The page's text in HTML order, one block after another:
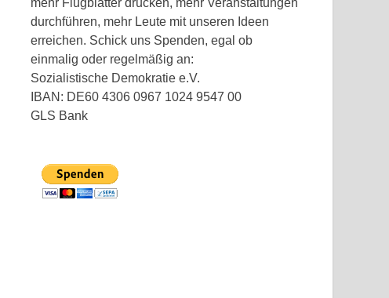
mehr Flugblätter drucken, mehr Veranstaltungen
durchführen, mehr Leute mit unseren Ideen
erreichen. Schick uns Spenden, egal ob
einmalig oder regelmäßig an:
Sozialistische Demokratie e.V.
IBAN: DE60 4306 0967 1024 9547 00
GLS Bank